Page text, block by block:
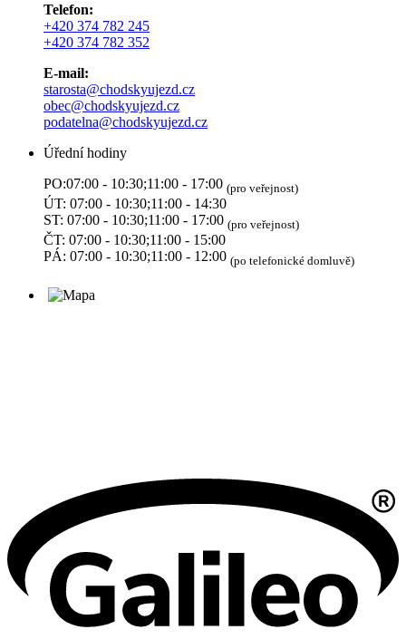
Telefon:
+420 374 782 245
+420 374 782 352
E-mail:
starosta@chodskyujezd.cz
obec@chodskyujezd.cz
podatelna@chodskyujezd.cz
Úřední hodiny
PO:07:00 - 10:30;11:00 - 17:00 (pro veřejnost)
ÚT: 07:00 - 10:30;11:00 - 14:30
ST: 07:00 - 10:30;11:00 - 17:00 (pro veřejnost)
ČT: 07:00 - 10:30;11:00 - 15:00
PÁ: 07:00 - 10:30;11:00 - 12:00 (po telefonické domluvě)